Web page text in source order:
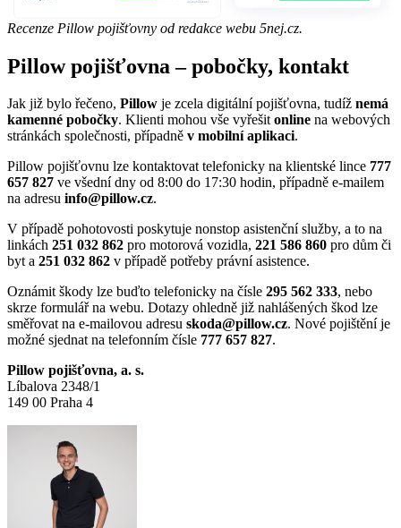
Recenze Pillow pojišťovny od redakce webu 5nej.cz.
Pillow pojišťovna – pobočky, kontakt
Jak již bylo řečeno, Pillow je zcela digitální pojišťovna, tudíž nemá
kamenné pobočky. Klienti mohou vše vyřešitonline na webových
stránkách společnosti, případně v mobilní aplikaci.
Pillow pojišťovnu lze kontaktovat telefonicky na klientské lince 777
657 827 ve všední dny od 8:00 do 17:30 hodin, případně e-mailem
na adresu info@pillow.cz.
V případě pohotovosti poskytuje nonstop asistenční služby, a to na
linkách 251 032 862 pro motorová vozidla, 221 586 860 pro dům či
byt a 251 032 862 v případě potřeby právní asistence.
Oznámit škody lze buďto telefonicky na čísle 295 562 333, nebo
skrze formulář na webu. Dotazy ohledně již nahlášených škod lze
směřovat na e-mailovou adresu skoda@pillow.cz. Nové pojištění je
možné sjednat na telefonním čísle 777 657 827.
Pillow pojišťovna, a. s.
Líbalova 2348/1
149 00 Praha 4